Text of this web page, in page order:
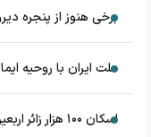
برخی هنوز از پنجره
ملت ایران با روحیه
اسکان ۱۰۰ هزار زائر اربعین در آستان مقدس مسجد جمکران